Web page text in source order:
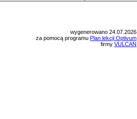
wygenerowano 24.07.2026
za pomocą programu Plan lekcji Optivum
firmy VULCAN